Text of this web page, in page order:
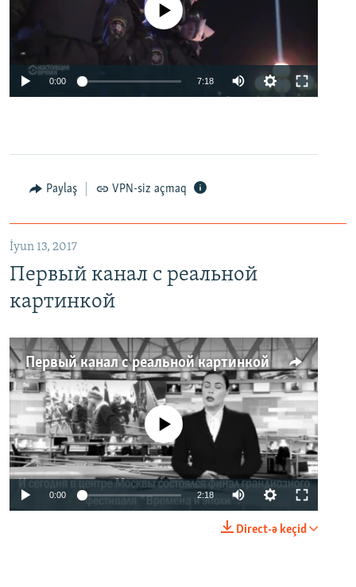
No media source currently available
0:00 7:18
Paylaş VPN-siz açmaq
İyun 13, 2017
Первый канал с реальной
картинкой
Первый канал с реальной картинкой
No media source currently available
0:00 2:18
Direct-ə keçid